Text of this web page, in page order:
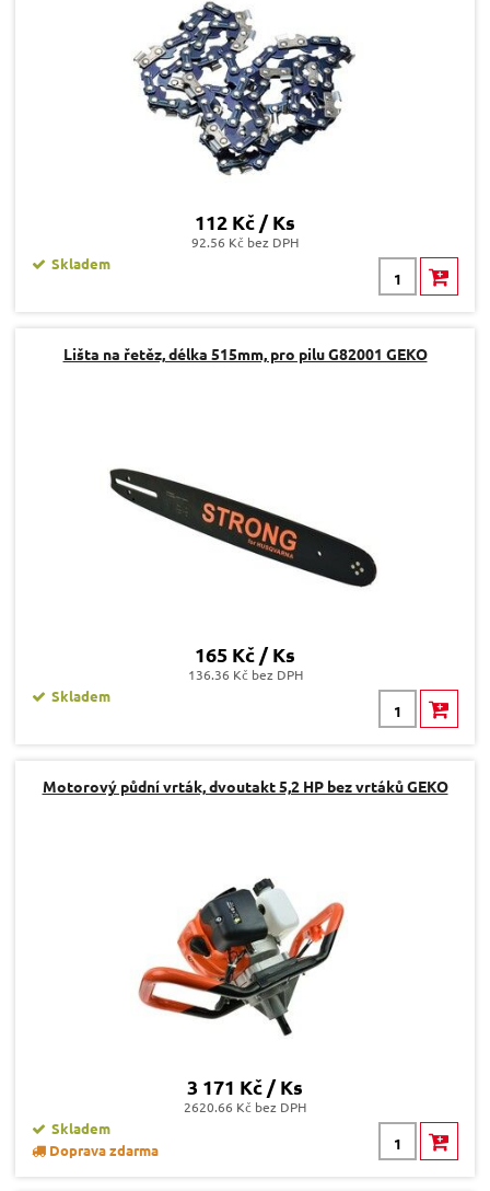
112 Kč / Ks
92.56 Kč bez DPH
Skladem
Lišta na řetěz, délka 515mm, pro pilu G82001 GEKO
165 Kč / Ks
136.36 Kč bez DPH
Skladem
Motorový půdní vrták, dvoutakt 5,2 HP bez vrtáků GEKO
3 171 Kč / Ks
2620.66 Kč bez DPH
Skladem
Doprava zdarma